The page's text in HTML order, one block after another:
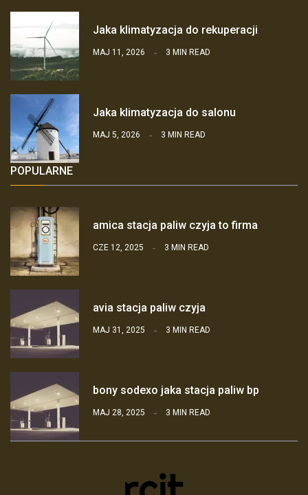
Jaka klimatyzacja do rekuperacji
MAJ 11, 2026 3 MIN READ
Jaka klimatyzacja do salonu
MAJ 5, 2026 3 MIN READ
POPULARNE
amica stacja paliw czyja to firma
CZE 12, 2025 3 MIN READ
avia stacja paliw czyja
MAJ 31, 2025 3 MIN READ
bony sodexo jaka stacja paliw bp
MAJ 28, 2025 3 MIN READ